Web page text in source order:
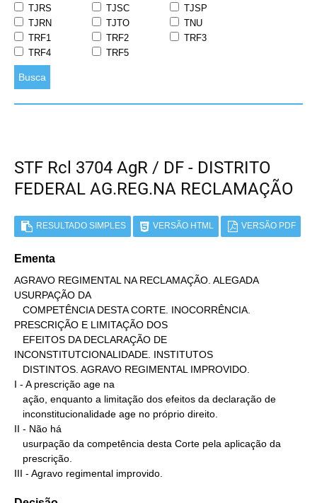
TJRS
TJSC
TJSP
TJRN
TJTO
TNU
TRF1
TRF2
TRF3
TRF4
TRF5
Busca
STF Rcl 3704 AgR / DF - DISTRITO
FEDERAL AG.REG.NA RECLAMAÇÃO
RESULTADO SIMPLES VERSÃO HTML VERSÃO PDF
Ementa
AGRAVO REGIMENTAL NA RECLAMAÇÃO. ALEGADA
USURPAÇÃO DA
PRESCRIÇÃO E LIMITAÇÃO DOS
INCONSTITUTCIONALIDADE. INSTITUTOS
I - A prescrição age na
II - Não há
III - Agravo regimental improvido.